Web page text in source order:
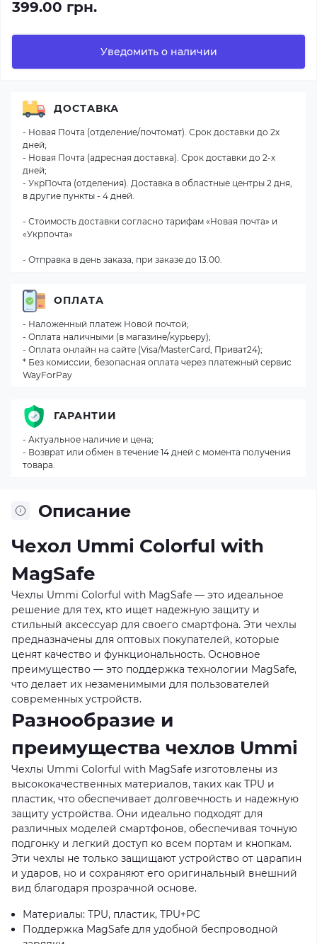
399.00 грн.
Уведомить о наличии
Описание
Чехол Ummi Colorful with
MagSafe
Чехлы Ummi Colorful with MagSafe — это идеальное
решение для тех, кто ищет надежную защиту и
стильный аксессуар для своего смартфона. Эти чехлы
предназначены для оптовых покупателей, которые
ценят качество и функциональность. Основное
преимущество — это поддержка технологии MagSafe,
что делает их незаменимыми для пользователей
современных устройств.
Разнообразие и
преимущества чехлов Ummi
Чехлы Ummi Colorful with MagSafe изготовлены из
высококачественных материалов, таких как TPU и
пластик, что обеспечивает долговечность и надежную
защиту устройства. Они идеально подходят для
различных моделей смартфонов, обеспечивая точную
подгонку и легкий доступ ко всем портам и кнопкам.
Эти чехлы не только защищают устройство от царапин
и ударов, но и сохраняют его оригинальный внешний
вид благодаря прозрачной основе.
Материалы: TPU, пластик, TPU+PC
Поддержка MagSafe для удобной беспроводной
ДОСТАВКА
- Новая Почта (отделение/почтомат). Срок доставки до 2х
дней;
- Новая Почта (адресная доставка). Срок доставки до 2-х
дней;
- УкрПочта (отделения). Доставка в областные центры 2 дня,
в другие пункты - 4 дней.
- Стоимость доставки согласно тарифам «Новая почта» и
«Укрпочта»
- Отправка в день заказа, при заказе до 13.00.
ОПЛАТА
- Наложенный платеж Новой почтой;
- Оплата наличными (в магазине/курьеру);
- Оплата онлайн на сайте (Visa/MasterCard, Приват24);
* Без комиссии, безопасная оплата через платежный сервис
WayForPay
ГАРАНТИИ
- Актуальное наличие и цена;
- Возврат или обмен в течение 14 дней с момента получения
товара.